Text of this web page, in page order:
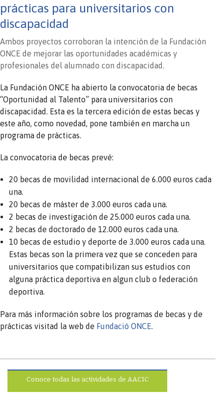
prácticas para universitarios con
discapacidad
Ambos proyectos corroboran la intención de la Fundación
ONCE de mejorar las oportunidades académicas y
profesionales del alumnado con discapacidad.
La Fundación ONCE ha abierto la convocatoria de becas
“Oportunidad al Talento” para universitarios con
discapacidad. Esta es la tercera edición de estas becas y
este año, como novedad, pone también en marcha un
programa de prácticas.
La convocatoria de becas prevé:
20 becas de movilidad internacional de 6.000 euros cada
una.
20 becas de máster de 3.000 euros cada una.
2 becas de investigación de 25.000 euros cada una.
2 becas de doctorado de 12.000 euros cada una.
10 becas de estudio y deporte de 3.000 euros cada una.
Estas becas son la primera vez que se conceden para
universitarios que compatibilizan sus estudios con
alguna práctica deportiva en algun club o federación
deportiva.
Para más información sobre los programas de becas y de
prácticas visitad la web de Fundació ONCE
Conoce todas las actividades de AACIC